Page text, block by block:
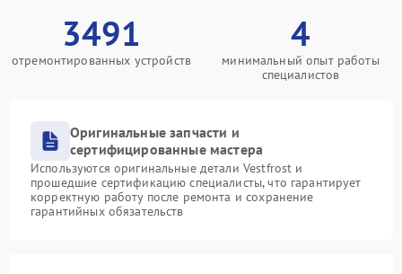
3491
отремонтированных устройств
4
минимальный опыт работы
специалистов
Оригинальные запчасти и
сертифицированные мастера
Используются оригинальные детали Vestfrost и
прошедшие сертификацию специалисты, что гарантирует
корректную работу после ремонта и сохранение
гарантийных обязательств